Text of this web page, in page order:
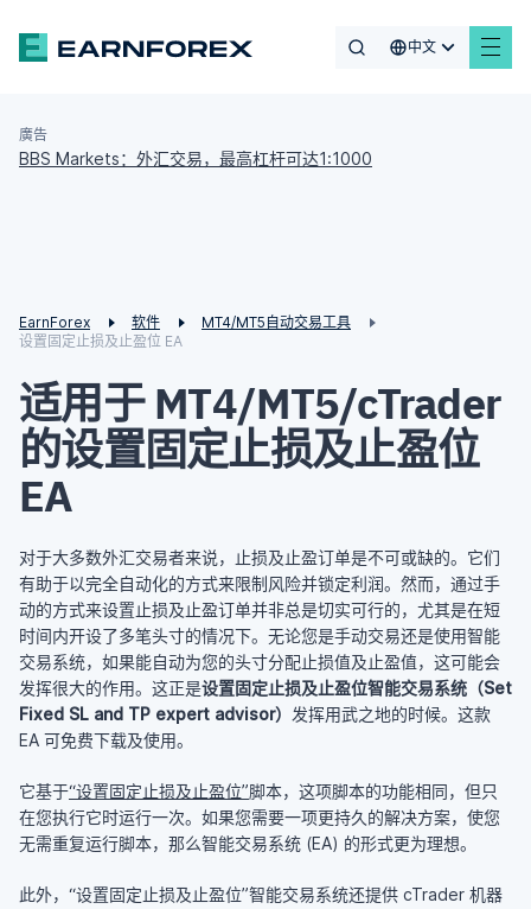
中文
廣告
BBS Markets：外汇交易，最高杠杆可达1:1000
EarnForex 软件
MT4/MT5自动交易工具
设置固定止损及止盈位 EA
适用于 MT4/MT5/cTrader
的设置固定止损及止盈位
EA
对于大多数外汇交易者来说，止损及止盈订单是不可或缺的。它们
有助于以完全自动化的方式来限制风险并锁定利润。然而，通过手
动的方式来设置止损及止盈订单并非总是切实可行的，尤其是在短
时间内开设了多笔头寸的情况下。无论您是手动交易还是使用智能
交易系统，如果能自动为您的头寸分配止损值及止盈值，这可能会
发挥很大的作用。这正是设置固定止损及止盈位智能交易系统（Set
Fixed SL and TP expert advisor） 发挥用武之地的时候。这款
EA 可免费下载及使用。
它基于“设置固定止损及止盈位”脚本，这项脚本的功能相同，但只
在您执行它时运行一次。如果您需要一项更持久的解决方案，使您
无需重复运行脚本，那么智能交易系统 (EA) 的形式更为理想。
此外，“设置固定止损及止盈位”智能交易系统还提供 cTrader 机器